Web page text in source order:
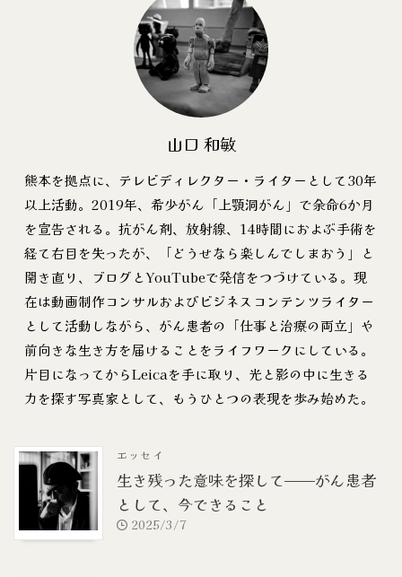
山口 和敏
熊本を拠点に、テレビディレクター・ライターとして30年
以上活動。2019年、希少がん「上顎洞がん」で余命6か月
を宣告される。抗がん剤、放射線、14時間におよぶ手術を
経て右目を失ったが、「どうせなら楽しんでしまおう」と
開き直り、ブログとYouTubeで発信をつづけている。現
在は動画制作コンサルおよびビジネスコンテンツライター
として活動しながら、がん患者の「仕事と治療の両立」や
前向きな生き方を届けることをライフワークにしている。
片目になってからLeicaを手に取り、光と影の中に生きる
力を探す写真家として、もうひとつの表現を歩み始めた。
エッセイ
生き残った意味を探して——がん患者
として、今できること
2025/3/7